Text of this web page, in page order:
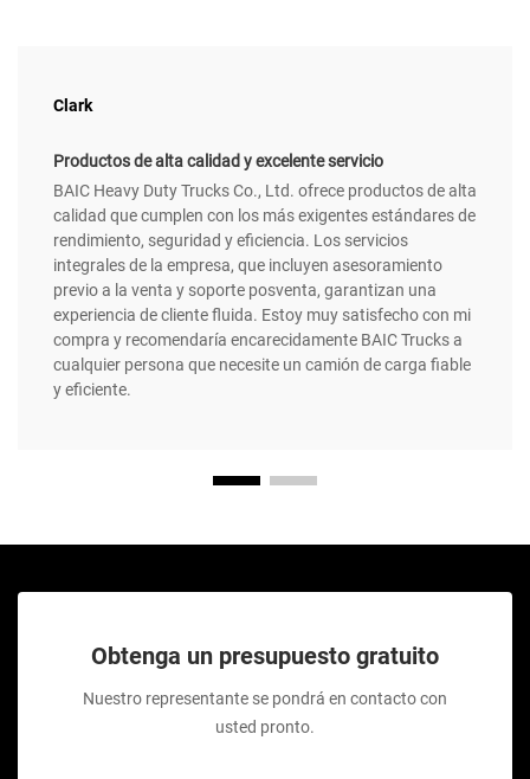
Clark
Productos de alta calidad y excelente servicio
BAIC Heavy Duty Trucks Co., Ltd. ofrece productos de alta
calidad que cumplen con los más exigentes estándares de
rendimiento, seguridad y eficiencia. Los servicios
integrales de la empresa, que incluyen asesoramiento
previo a la venta y soporte posventa, garantizan una
experiencia de cliente fluida. Estoy muy satisfecho con mi
compra y recomendaría encarecidamente BAIC Trucks a
cualquier persona que necesite un camión de carga fiable
y eficiente.
Obtenga un presupuesto gratuito
Nuestro representante se pondrá en contacto con
usted pronto.